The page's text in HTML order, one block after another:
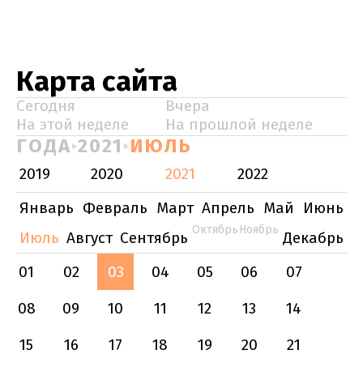
Карта сайта
Сегодня
Вчера
На этой неделе
На прошлой неделе
ГОДА 2021 ИЮЛЬ
2019 2020 2021
2022
Январь Февраль Март Апрель Май
Июнь
Июль Август Сентябрь Октябрь Ноябрь Декабрь
01
02 03 04 05 06
07
08
09 10 11 12 13
14
15
16 17 18 19 20
21